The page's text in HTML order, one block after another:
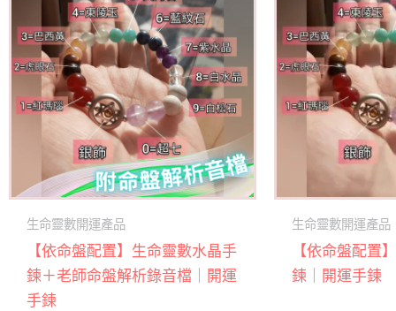
生命靈數開運產品
【依命盤配置】生命靈數水晶手
鍊＋老師命盤解析錄音檔｜開運
手鍊
品
有
多
種
款
式。
可
在
品
頁
面
生命靈數開運產品
【依命盤配置
鍊｜開運手鍊